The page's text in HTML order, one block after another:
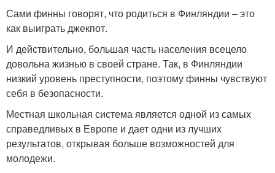
Сами финны говорят, что родиться в Финляндии – это
как выиграть джекпот.
И действительно, большая часть населения всецело
довольна жизнью в своей стране. Так, в Финляндии
низкий уровень преступности, поэтому финны чувствуют
себя в безопасности.
Местная школьная система является одной из самых
справедливых в Европе и дает одни из лучших
результатов, открывая больше возможностей для
молодежи.